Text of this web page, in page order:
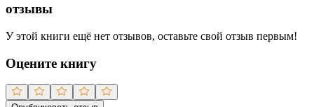
отзывы
У этой книги ещё нет отзывов, оставьте свой отзыв первым!
Оцените книгу